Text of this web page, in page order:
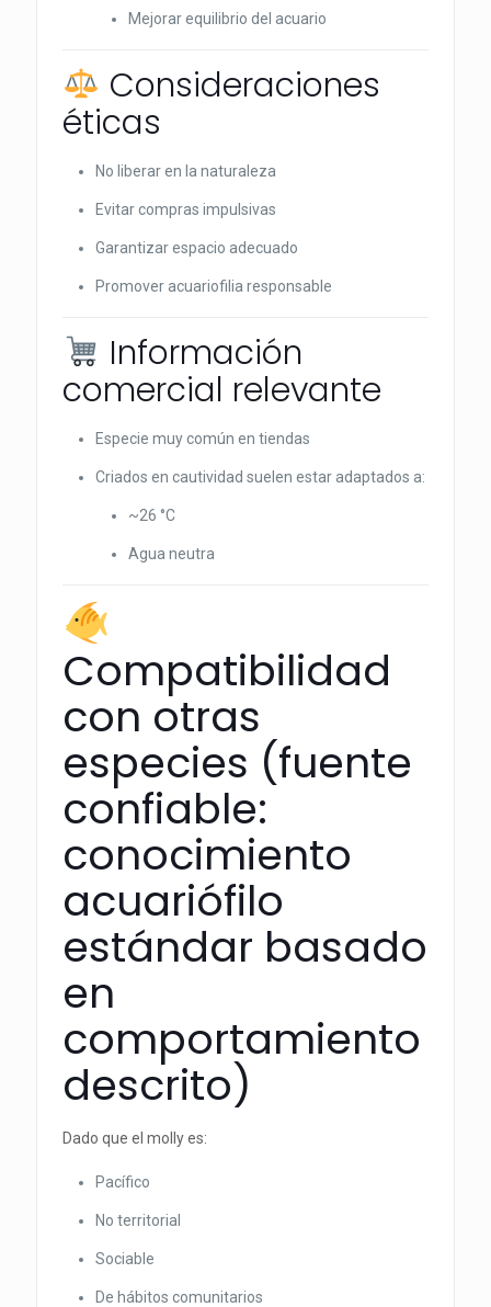
Mejorar equilibrio del acuario
Consideraciones
éticas
No liberar en la naturaleza
Evitar compras impulsivas
Garantizar espacio adecuado
Promover acuariofilia responsable
Información
comercial relevante
Especie muy común en tiendas
Criados en cautividad suelen estar adaptados a:
~26 °C
Agua neutra
Compatibilidad
con otras
especies (fuente
confiable:
conocimiento
acuariófilo
estándar basado
en
comportamiento
descrito)
Dado que el molly es:
Pacífico
No territorial
Sociable
De hábitos comunitarios